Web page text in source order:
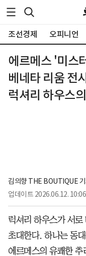
조선경제 오피니언
에르메스 '미스
베네타 리움 전
럭셔리 하우스
김의향 THE BOUTIQUE
업데이트 2026.06.12. 10:06
럭셔리 하우스가 서로
초대한다. 하나는 동
에르메스의 유쾌한